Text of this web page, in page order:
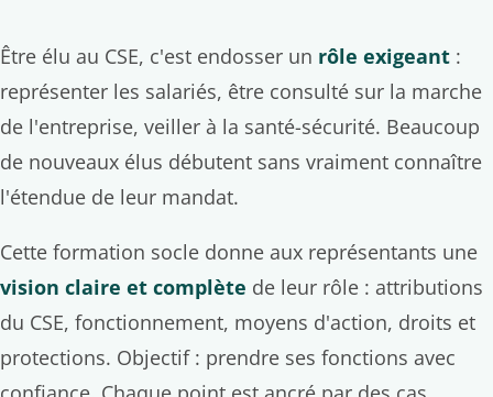
Être élu au CSE, c'est endosser un rôle exigeant :
représenter les salariés, être consulté sur la marche
de l'entreprise, veiller à la santé-sécurité. Beaucoup
de nouveaux élus débutent sans vraiment connaître
l'étendue de leur mandat.
Cette formation socle donne aux représentants une
vision claire et complète de leur rôle : attributions
du CSE, fonctionnement, moyens d'action, droits et
protections. Objectif : prendre ses fonctions avec